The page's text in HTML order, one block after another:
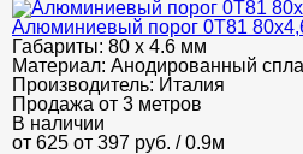
Алюминиевый порог 0Т81
Габариты: 80 х 4.6 мм
Материал: Анодированный
Производитель: Италия
Продажа от 3 метров
В наличии
от 625 от 397 руб. / 0.9м